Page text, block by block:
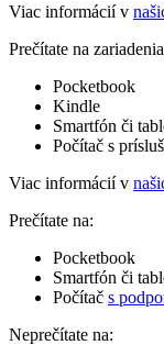
Viac informácií v
Prečítate na
Pocketbook
Kindle
Smartfón či
Počítač s
Viac informácií v
Prečítate na:
Pocketbook
Smartfón či
Počítač s
Neprečítate na: